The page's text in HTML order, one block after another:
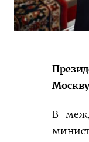
Das erste
Gipfeltreffen
В